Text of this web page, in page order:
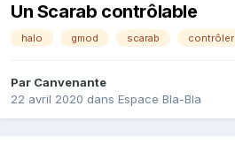
Un Scarab contrôlable
halo gmod scarab contrôler
Par Canvenante
22 avril 2020 dans Espace Bla-Bla